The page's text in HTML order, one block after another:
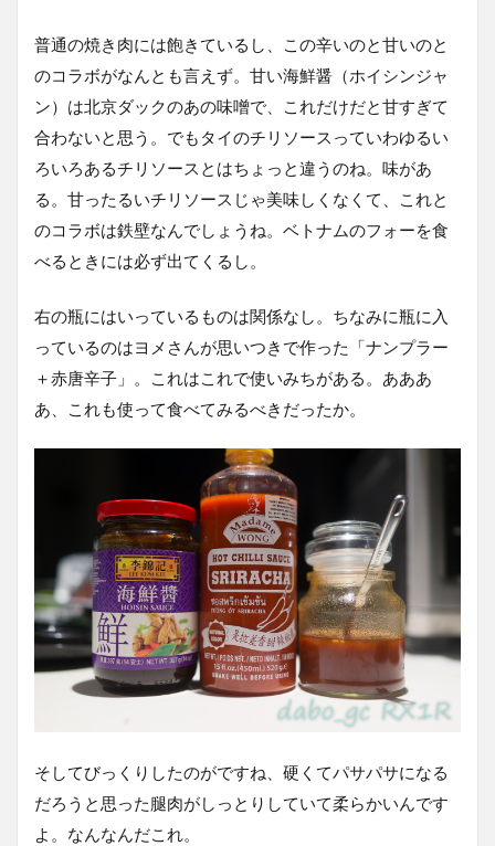
普通の焼き肉には飽きているし、この辛いのと甘いのと
のコラボがなんとも言えず。甘い海鮮醤（ホイシンジャ
ン）は北京ダックのあの味噌で、これだけだと甘すぎて
合わないと思う。でもタイのチリソースっていわゆるい
ろいろあるチリソースとはちょっと違うのね。味があ
る。甘ったるいチリソースじゃ美味しくなくて、これと
のコラボは鉄壁なんでしょうね。ベトナムのフォーを食
べるときには必ず出てくるし。
右の瓶にはいっているものは関係なし。ちなみに瓶に入
っているのはヨメさんが思いつきで作った「ナンプラー
＋赤唐辛子」。これはこれで使いみちがある。あああ
あ、これも使って食べてみるべきだったか。
そしてびっくりしたのがですね、硬くてパサパサになる
だろうと思った腿肉がしっとりしていて柔らかいんです
よ。なんなんだこれ。